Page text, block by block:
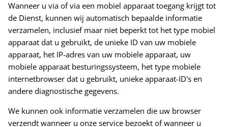
Wanneer u via of via een mobiel apparaat toegang krijgt tot
de Dienst, kunnen wij automatisch bepaalde informatie
verzamelen, inclusief maar niet beperkt tot het type mobiel
apparaat dat u gebruikt, de unieke ID van uw mobiele
apparaat, het IP-adres van uw mobiele apparaat, uw
mobiele apparaat besturingssysteem, het type mobiele
internetbrowser dat u gebruikt, unieke apparaat-ID's en
andere diagnostische gegevens.
We kunnen ook informatie verzamelen die uw browser
verzendt wanneer u onze service bezoekt of wanneer u